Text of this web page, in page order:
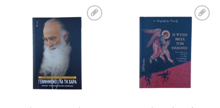
Πρόσθήκη
Πρόσθήκη
στην λίστα
επιθυμιών